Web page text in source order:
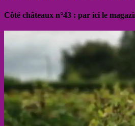
Côté châteaux n°43 : par ici le